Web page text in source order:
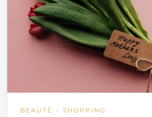
BEAUTÉ / SHOPPING